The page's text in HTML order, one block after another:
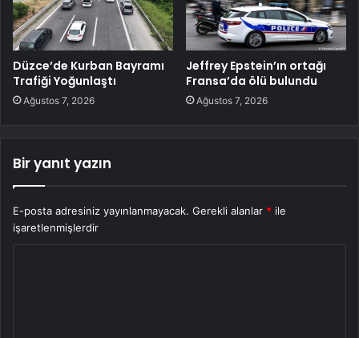
Düzce’de Kurban Bayramı
Trafiği Yoğunlaştı
Ağustos 7, 2026
Jeffrey Epstein’ın ortağı
Fransa’da ölü bulundu
Ağustos 7, 2026
Bir yanıt yazın
E-posta adresiniz yayınlanmayacak. Gerekli alanlar * ile
işaretlenmişlerdir